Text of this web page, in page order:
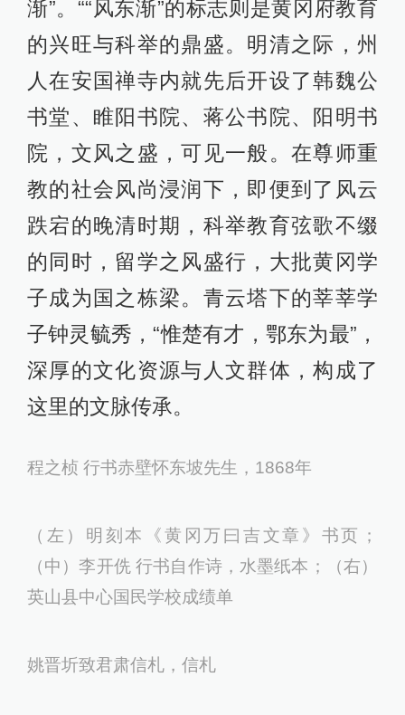
渐”。““风东渐”的标志则是黄冈府教育
的兴旺与科举的鼎盛。明清之际，州
人在安国禅寺内就先后开设了韩魏公
书堂、睢阳书院、蒋公书院、阳明书
院，文风之盛，可见一般。在尊师重
教的社会风尚浸润下，即便到了风云
跌宕的晚清时期，科举教育弦歌不缀
的同时，留学之风盛行，大批黄冈学
子成为国之栋梁。青云塔下的莘莘学
子钟灵毓秀，“惟楚有才，鄂东为最”，
深厚的文化资源与人文群体，构成了
这里的文脉传承。
程之桢 行书赤壁怀东坡先生，1868年
（左）明刻本《黄冈万曰吉文章》书页；
（中）李开侁 行书自作诗，水墨纸本；（右）
英山县中心国民学校成绩单
姚晋圻致君肃信札，信札